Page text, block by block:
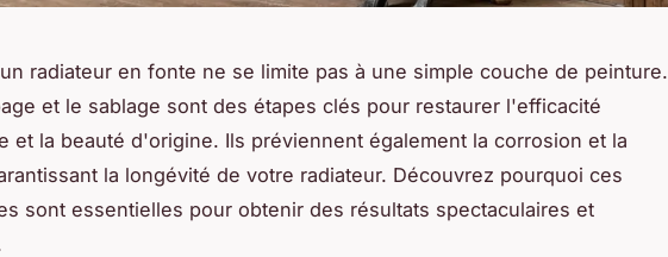
radiateur en fonte ne se limite pas à une simple couche de peinture.
et le sablage sont des étapes clés pour restaurer l'efficacité
et la beauté d'origine. Ils préviennent également la corrosion et la
la longévité de votre radiateur. Découvrez pourquoi ces
sont essentielles pour obtenir des résultats spectaculaires et